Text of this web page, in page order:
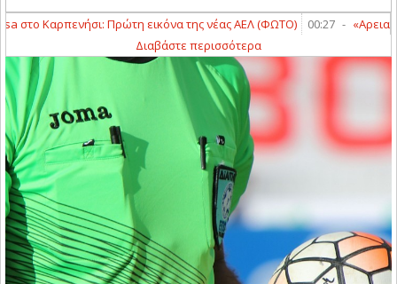
Καρπενήσι: Πρώτη εικόνα της νέας ΑΕΛ (ΦΩΤΟ) 00:27 -
Διαβάστε περισσότερα